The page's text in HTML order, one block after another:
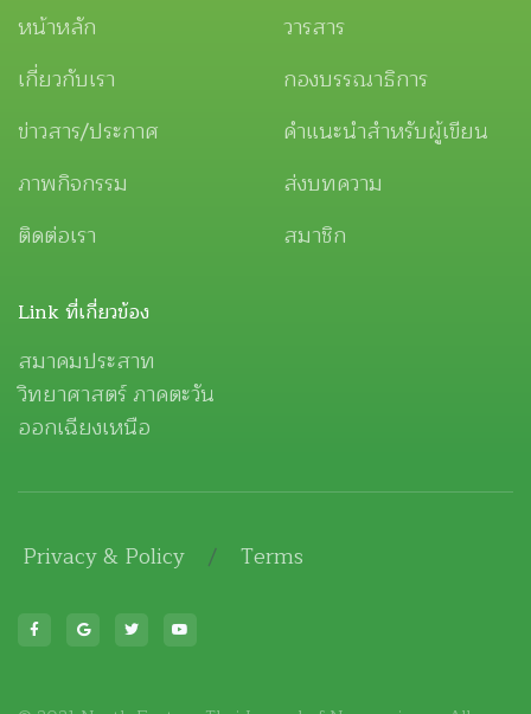
หน้าหลัก
เกี่ยวกับเรา
ข่าวสาร/ประกาศ
ภาพกิจกรรม
ติดต่อเรา
วารสาร
กองบรรณาธิการ
คำแนะนำสำหรับผู้เขียน
ส่งบทความ
สมาชิก
Link ที่เกี่ยวข้อง
สมาคมประสาท
วิทยาศาสตร์ ภาคตะวัน
ออกเฉียงเหนือ
Privacy & Policy / Terms